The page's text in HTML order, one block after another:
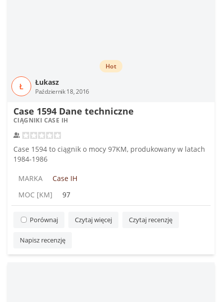
Ł Łukasz
Październik 18, 2016
Hot
Case 1594 Dane techniczne
CIĄGNIKI CASE IH
Case 1594 to ciągnik o mocy 97KM, produkowany w latach
1984-1986
MARKA
Case IH
MOC [KM]
97
Porównaj Czytaj więcej Czytaj recenzję
Napisz recenzję